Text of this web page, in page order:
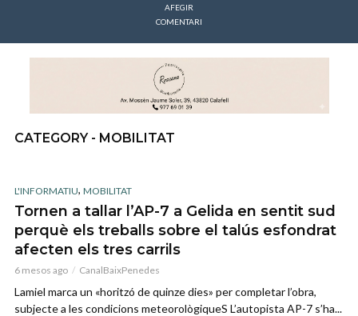
AFEGIR
COMENTARI
CATEGORY - MOBILITAT
L'INFORMATIU, MOBILITAT
Tornen a tallar l’AP-7 a Gelida en sentit sud
perquè els treballs sobre el talús esfondrat
afecten els tres carrils
6 mesos ago CanalBaixPenedes
Lamiel marca un «horitzó de quinze dies» per completar l’obra,
subjecte a les condicions meteorològiqueS L’autopista AP-7 s’ha...